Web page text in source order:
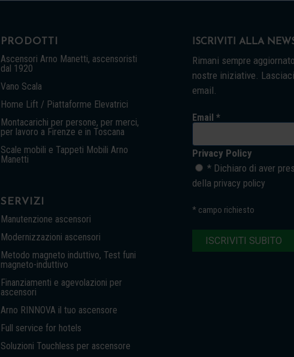
PRODOTTI
Ascensori Arno Manetti, ascensoristi
dal 1920
Vano Scala
Home Lift / Piattaforme Elevatrici
Montacarichi per persone, per merci,
per lavoro a Firenze e in Toscana
Scale mobili e Tappeti Mobili Arno
Manetti
SERVIZI
Manutenzione ascensori
Modernizzazioni ascensori
Metodo magneto induttivo, Test funi
magneto-induttivo
Finanziamenti e agevolazioni per
ascensori
Arno RINNOVA il tuo ascensore
Full service for hotels
Soluzioni Touchless per ascensore
ISCRIVITI ALLA
Rimani sempre
nostre iniziative.
email.
Email *
Privacy Policy
* Dichiaro di aver
della privacy policy
* campo richiesto